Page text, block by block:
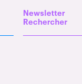
Newsletter
Rechercher